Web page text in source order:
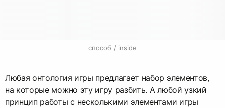
способ / inside
Любая онтология игры предлагает набор элементов,
на которые можно эту игру разбить. А любой узкий
принцип работы с несколькими элементами игры